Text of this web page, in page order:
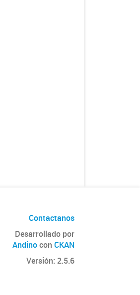
Contactanos
Desarrollado por
Andinocon CKAN
Versión: 2.5.6